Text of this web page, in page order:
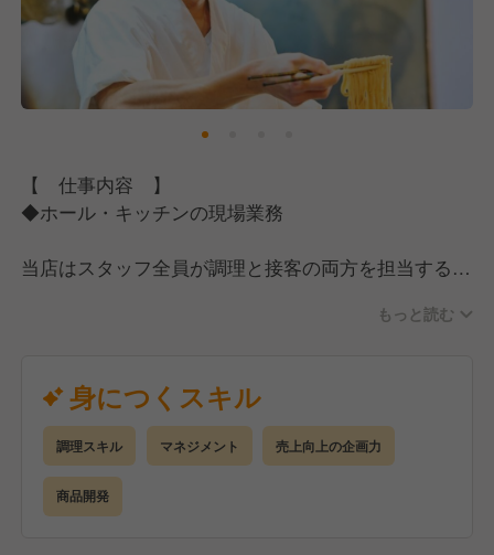
【 仕事内容 】
◆ホール・キッチンの現場業務
当店はスタッフ全員が調理と接客の両方を担当するス
キッチンとホールが互いの仕事を理解することで関係
ひとりが業務を多角的に見られるようになります！
経験者は即戦力！未経験の方には、イチから丁寧に教
えていきます！
◎「本気でラーメンを学びたい！」あなたの想いやア
イデア、「やってみたい」が叶う会社です
もっと読む
身につくスキル
調理スキル マネジメント 売上向上の企画力
商品開発